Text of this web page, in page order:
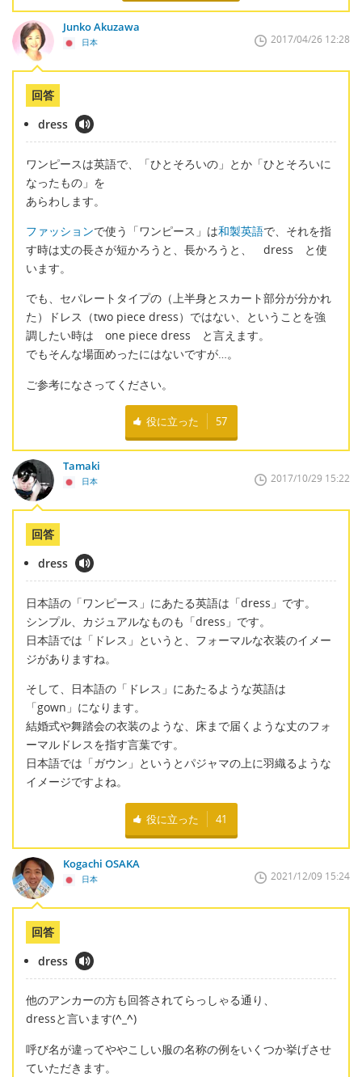
Junko Akuzawa
日本 2017/04/26 12:28
回答
dress
ワンピースは英語で、「ひとそろいの」とか「ひとそろいに
なったもの」を
あらわします。
ファッションで使う「ワンピース」は和製英語で、それを指
す時は丈の長さが短かろうと、長かろうと、 dress と使
います。
でも、セパレートタイプの（上半身とスカート部分が分かれ
た）ドレス（two piece dress）ではない、ということを強
調したい時は one piece dress と言えます。
でもそんな場面めったにはないですが…。
ご参考になさってください。
役に立った 57
Tamaki
日本 2017/10/29 15:22
回答
dress
日本語の「ワンピース」にあたる英語は「dress」です。
シンプル、カジュアルなものも「dress」です。
日本語では「ドレス」というと、フォーマルな衣装のイメー
ジがありますね。
そして、日本語の「ドレス」にあたるような英語は
「gown」になります。
結婚式や舞踏会の衣装のような、床まで届くような丈のフォ
ーマルドレスを指す言葉です。
日本語では「ガウン」というとパジャマの上に羽織るような
イメージですよね。
役に立った 41
Kogachi OSAKA
日本 2021/12/09 15:24
回答
dress
他のアンカーの方も回答されてらっしゃる通り、
dressと言います(^_^)
呼び名が違ってややこしい服の名称の例をいくつか挙げさせ
ていただきます。